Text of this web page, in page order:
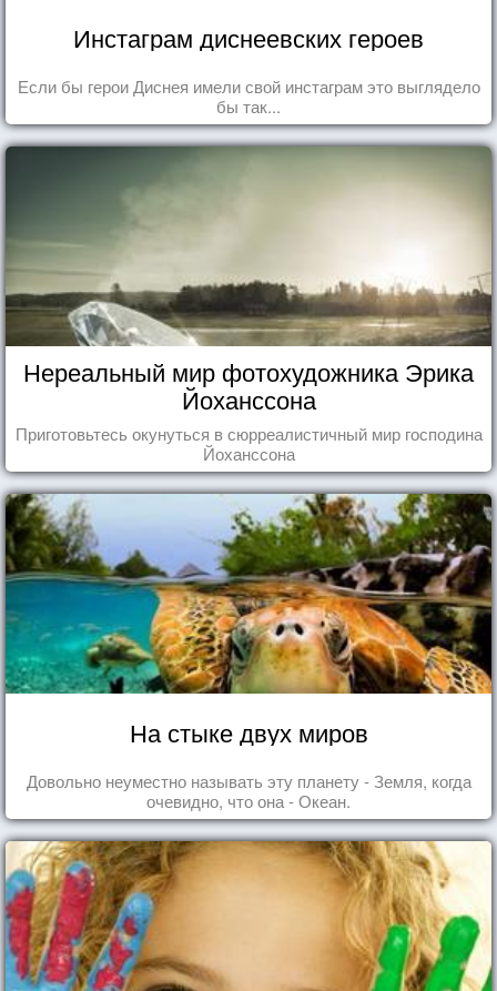
Инстаграм диснеевских героев
Если бы герои Диснея имели свой инстаграм это выглядело
бы так...
Нереальный мир фотохудожника Эрика
Йоханссона
Приготовьтесь окунуться в сюрреалистичный мир господина
Йоханссона
На стыке двух миров
Довольно неуместно называть эту планету - Земля, когда
очевидно, что она - Океан.